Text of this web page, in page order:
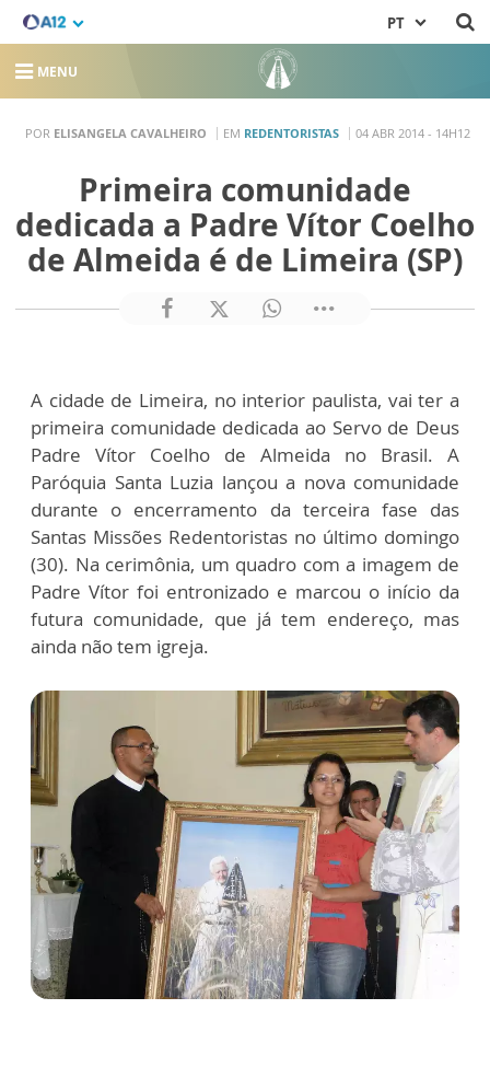
PT
MENU
POR ELISANGELA CAVALHEIRO EM REDENTORISTAS 04 ABR 2014 - 14H12
Primeira comunidade
dedicada a Padre Vítor Coelho
de Almeida é de Limeira (SP)
A cidade de Limeira, no interior paulista, vai ter a
primeira comunidade dedicada ao Servo de Deus
Padre Vítor Coelho de Almeida no Brasil. A
Paróquia Santa Luzia lançou a nova comunidade
durante o encerramento da terceira fase das
Santas Missões Redentoristas no último domingo
(30). Na cerimônia, um quadro com a imagem de
Padre Vítor foi entronizado e marcou o início da
futura comunidade, que já tem endereço, mas
ainda não tem igreja.